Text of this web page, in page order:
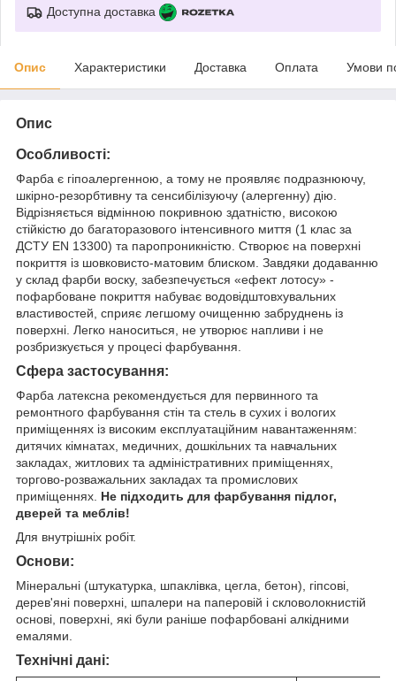
Доступна доставка
Опис Характеристики Доставка Оплата Умови
Опис
Особливості:
Фарба є гіпоалергенною, а тому не проявляє подразнюючу,
шкірно-резорбтивну та сенсибілізуючу (алергенну) дію.
Відрізняється відмінною покривною здатністю, високою
стійкістю до багаторазового інтенсивного миття (1 клас за
ДСТУ EN 13300) та паропроникністю. Створює на поверхні
покриття із шовковисто-матовим блиском. Завдяки додаванню
у склад фарби воску, забезпечується «ефект лотосу» -
пофарбоване покриття набуває водовідштовхувальних
властивостей, сприяє легшому очищенню забруднень із
поверхні. Легко наноситься, не утворює напливи і не
розбризкується у процесі фарбування.
Сфера застосування:
Фарба латексна рекомендується для первинного та
ремонтного фарбування стін та стель в сухих і вологих
приміщеннях із високим експлуатаційним навантаженням:
дитячих кімнатах, медичних, дошкільних та навчальних
закладах, житлових та адміністративних приміщеннях,
торгово-розважальних закладах та промислових
приміщеннях. Не підходить для фарбування підлог,
дверей та меблів!
Для внутрішніх робіт.
Основи:
Мінеральні (штукатурка, шпаклівка, цегла, бетон), гіпсові,
дерев'яні поверхні, шпалери на паперовій і скловолокнистій
основі, поверхні, які були раніше пофарбовані алкідними
емалями.
Технічні дані: